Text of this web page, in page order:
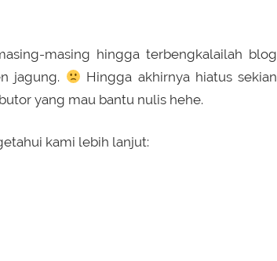
masing hingga terbengkalailah blog
jagung.
Hingga akhirnya hiatus sekian
yang mau bantu nulis hehe.
kami lebih lanjut: